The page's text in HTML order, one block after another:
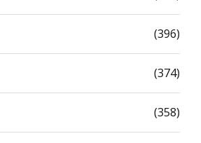
(396)
(374)
(358)